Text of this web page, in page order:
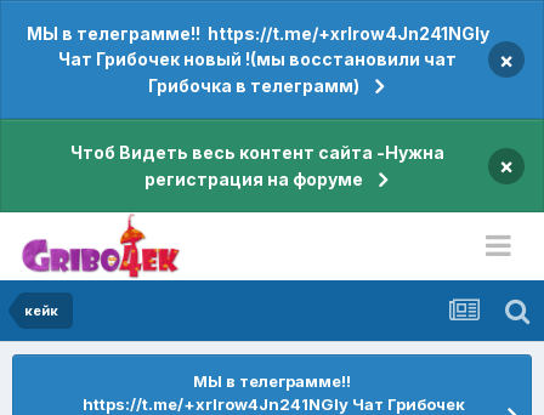
МЫ в телеграмме!! https://t.me/+xrIrow4Jn241NGIy
Чат Грибочек новый !(мы восстановили чат
Грибочка в телеграмм)
×
Чтоб Видеть весь контент сайта -Нужна
регистрация на форуме
×
кейк
МЫ в телеграмме!!
https://t.me/+xrIrow4Jn241NGIy Чат Грибочек